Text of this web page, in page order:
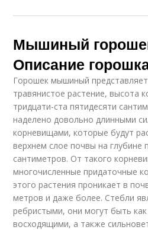
Мышиный
Описание
Горошек мышиный
травянистое растение, высота
тридцати-ста пятидесяти
наделено довольно длинными
корневищами, которые будут
верхнем слое почвы на глубине
сантиметров. От такого
многочисленные придаточные
этого растения проникает в
метров и даже более. Стебли
ребристыми, они могут быть
восходящими, а также